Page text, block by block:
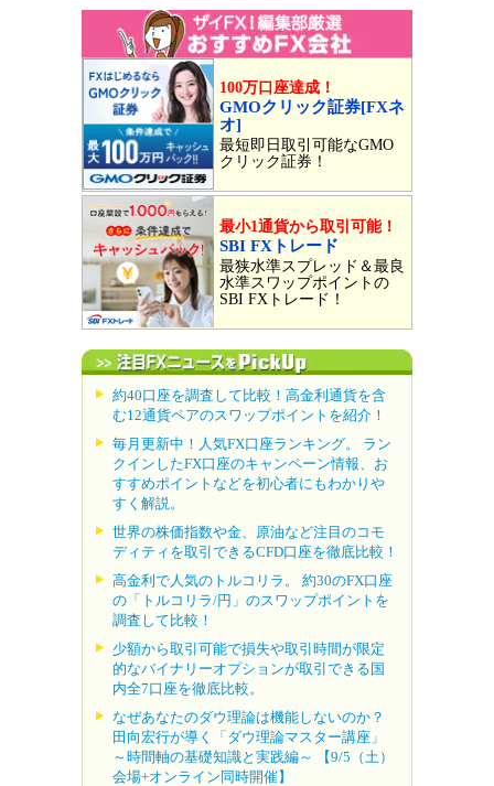
100万口座達成！
GMOクリック証券[FXネ
オ]
最短即日取引可能なGMO
クリック証券！
最小1通貨から取引可能！
SBI FXトレード
最狭水準スプレッド＆最良
水準スワップポイントの
SBI FXトレード！
約40口座を調査して比較！高金利通貨を含
む12通貨ペアのスワップポイントを紹介！
毎月更新中！人気FX口座ランキング。 ラン
クインしたFX口座のキャンペーン情報、お
すすめポイントなどを初心者にもわかりや
すく解説。
世界の株価指数や金、原油など注目のコモ
ディティを取引できるCFD口座を徹底比較！
高金利で人気のトルコリラ。 約30のFX口座
の「トルコリラ/円」のスワップポイントを
調査して比較！
少額から取引可能で損失や取引時間が限定
的なバイナリーオプションが取引できる国
内全7口座を徹底比較。
なぜあなたのダウ理論は機能しないのか？
田向宏行が導く「ダウ理論マスター講座」
～時間軸の基礎知識と実践編～ 【9/5（土）
会場+オンライン同時開催】